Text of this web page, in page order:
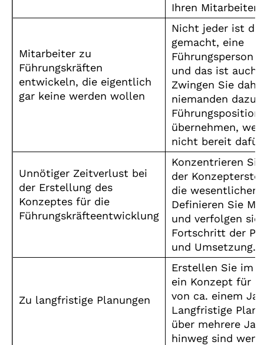
Ihren
Mitarbeiter zu
Führungskräften
entwickeln, die eigentlich
gar keine werden wollen
Nicht jeder ist
gemacht, eine
Führungsperson
und das ist auch
Zwingen Sie
niemanden dazu,
Führungsposition
übernehmen,
nicht bereit
Unnötiger Zeitverlust bei
der Erstellung des
Konzeptes für die
Führungskräfteentwicklung
Konzentrieren
der
die wesentlichen
Definieren Sie
und verfolgen sie
Fortschritt der
und Umsetzung.
Zu langfristige Planungen
Erstellen Sie im
ein Konzept für
von ca. einem
Langfristige
über mehrere
hinweg sind